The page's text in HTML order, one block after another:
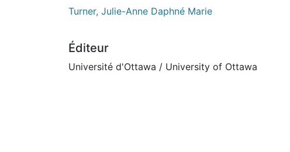
Turner, Julie-Anne Daphné Marie
Éditeur
Université d'Ottawa / University of Ottawa